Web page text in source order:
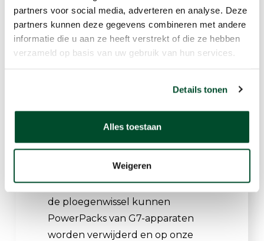
partners voor social media, adverteren en analyse. Deze
partners kunnen deze gegevens combineren met andere
informatie die u aan ze heeft verstrekt of die ze hebben
verzameld op basis van uw gebruik van hun services.
Details tonen
Alles toestaan
Weigeren
medewerkers ter plaatse. Tijdens
dergelijke projecten is het van
cruciaal belang om elke taak te
ondersteunen met betrouwbare
meerdere ploegen, zodat iedereen
veilig is en zich kan blijven
concentreren op het werk. Tijdens
de ploegenwissel kunnen
PowerPacks van G7-apparaten
worden verwijderd en op onze